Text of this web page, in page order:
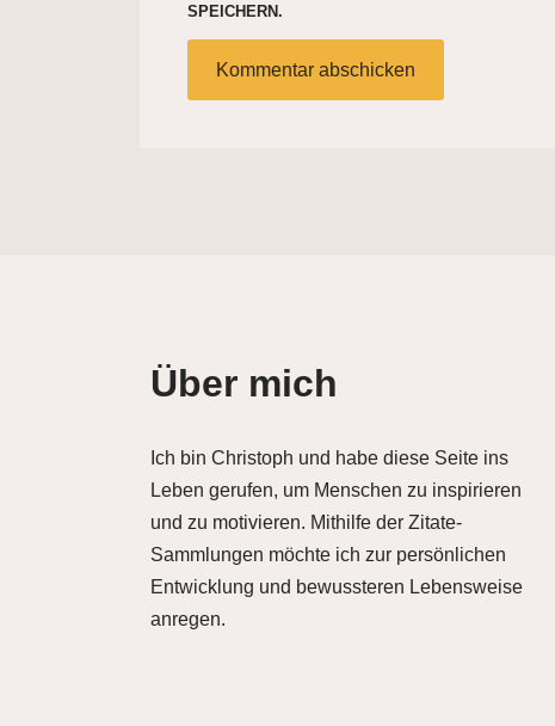
SPEICHERN.
Über mich
Ich bin Christoph und habe diese Seite ins
Leben gerufen, um Menschen zu inspirieren
und zu motivieren. Mithilfe der Zitate-
Sammlungen möchte ich zur persönlichen
Entwicklung und bewussteren Lebensweise
anregen.